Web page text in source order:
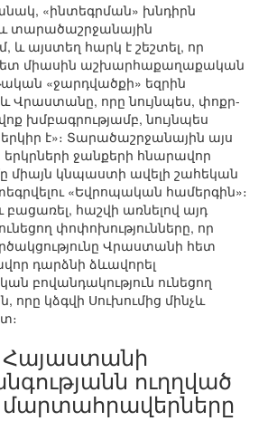
«ինտեգրման» խնդիրն
տարածաշրջանային
և այստեղ հարկ է շեշտել, որ
միասին աշխարհաքաղաքական
«ջարդվածքի» եզրին
Վրաստանը, որը նույնպես, փոքր-
խմբագրությամբ, նույնպես
է»։ Տարածաշրջանային այս
ջանքերի հնարավոր
միայն կնպաստի ավելի շահեկան
«Եվրոպական համերգին»։
հաշվի առնելով այդ
փոփոխությունները, որ
Վրաստանի հետ
դարձնի ձևավորել
բովանդակություն ունեցող
կձգվի Սուխումից մինչև
Հայաստանի
ուղղված
մարտահրավերները